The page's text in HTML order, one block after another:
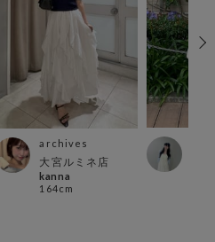
archives
大宮ルミネ店
kanna
164cm